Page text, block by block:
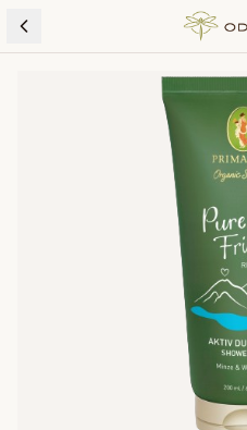
Skip to content